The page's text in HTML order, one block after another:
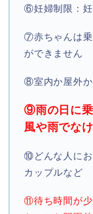
⑥妊婦制限：妊
⑦赤ちゃんは乗
ができません
⑧室内か屋外か
⑨雨の日に
風や雨でな
⑩どんな人に
カップルなど
⑪待ち時間が少